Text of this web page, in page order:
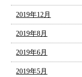
2019年12月
2019年8月
2019年6月
2019年5月